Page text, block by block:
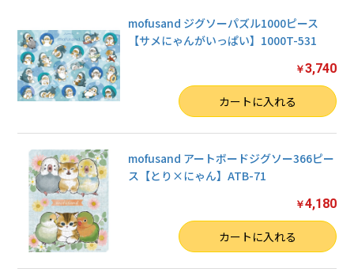
mofusand ジグソーパズル1000ピース
【サメにゃんがいっぱい】1000T-531
￥3,740
カートに入れる
mofusand アートボードジグソー366ピー
ス【とり×にゃん】ATB-71
￥4,180
カートに入れる